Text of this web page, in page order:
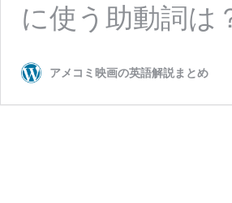
に使う助動詞は
アメコミ映画の英語解説まとめ